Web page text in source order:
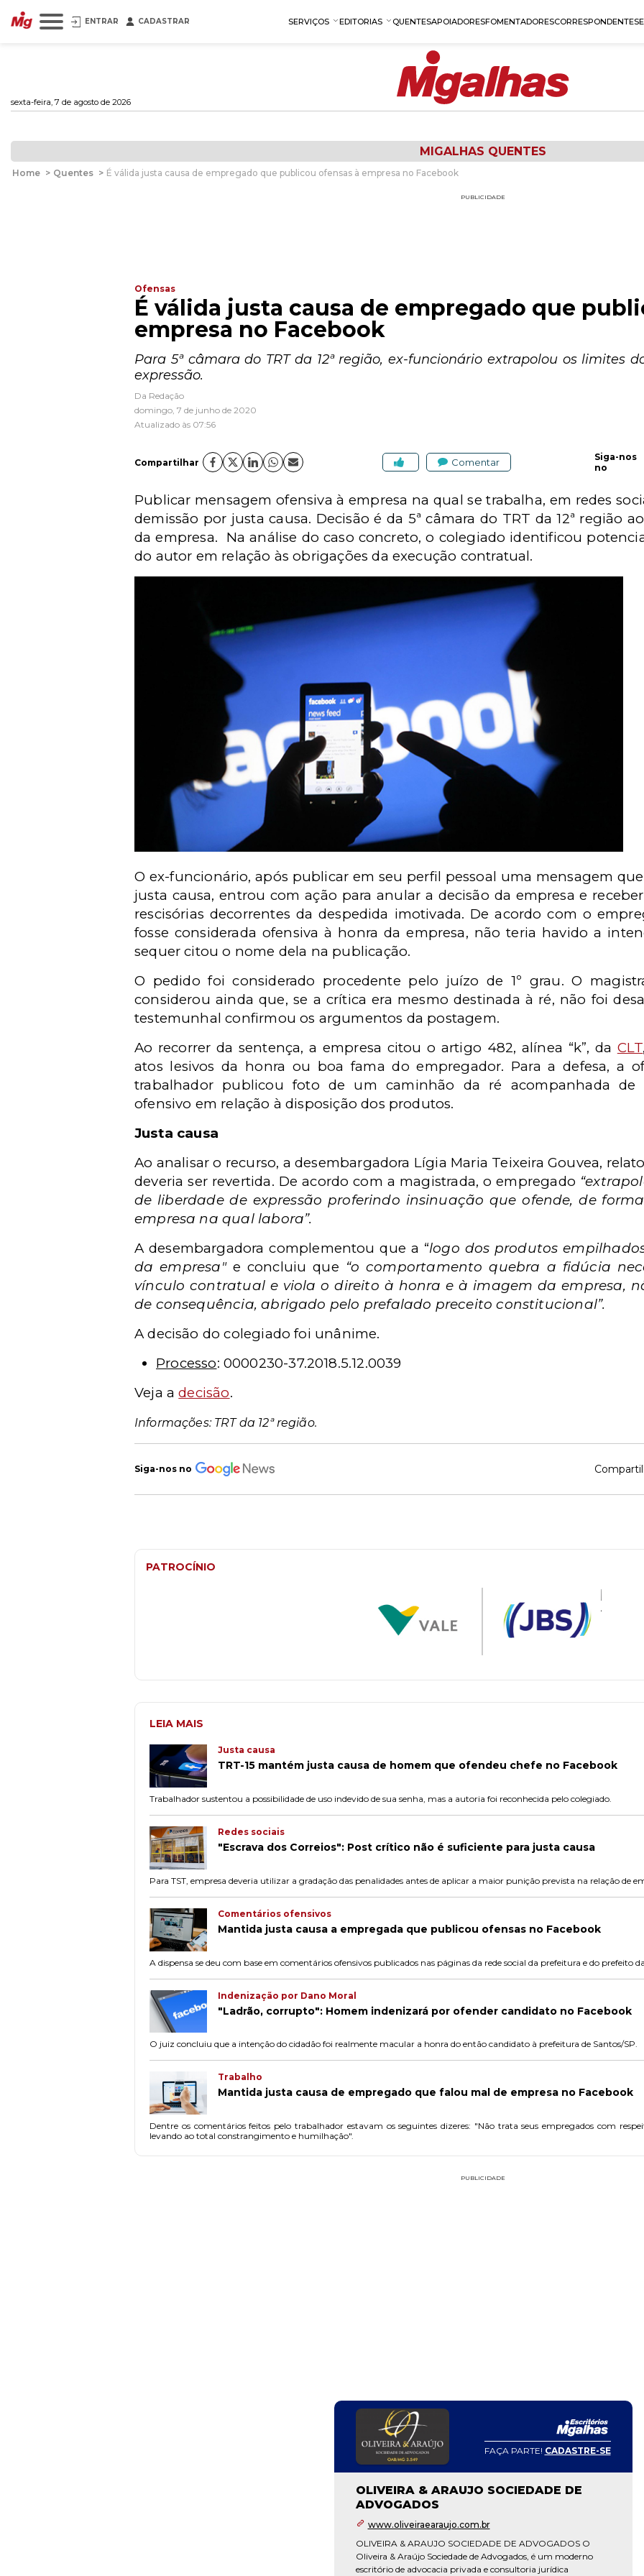
ENTRAR CADASTRAR SERVIÇOS EDITORIAS QUENTESAPOIADORESFOMENTADORESCORRESPONDENTES
sexta-feira, 7 de agosto de 2026
MIGALHAS QUENTES
Home > Quentes > É válida justa causa de empregado que publicou ofensas à empresa no Facebook
PUBLICIDADE
Ofensas
É válida justa causa de empregado que
empresa no Facebook
Para 5ª câmara do TRT da 12ª região, ex-funcionário extrapolou os limites
expressão.
Da Redação
domingo, 7 de junho de 2020
Atualizado às 07:56
Compartilhar Comentar
Siga-nos
no
Publicar mensagem ofensiva à empresa na qual se trabalha, em redes
demissão por justa causa. Decisão é da 5ª câmara do TRT da 12ª região
da empresa.
Na análise do caso concreto, o colegiado identificou
do autor em relação às obrigações da execução contratual.
O ex-funcionário, após publicar em seu perfil pessoal uma mensagem
justa causa, entrou com ação para anular a decisão da empresa e
rescisórias decorrentes da despedida imotivada. De acordo com o
fosse considerada ofensiva à honra da empresa, não teria havido a
sequer citou o nome dela na publicação.
O pedido foi considerado procedente pelo juízo de 1º grau. O
considerou ainda que, se a crítica era mesmo destinada à ré, não foi
testemunhal confirmou os argumentos da postagem.
Ao recorrer da sentença, a empresa citou o artigo 482, alínea “k”, da CLT
atos lesivos da honra ou boa fama do empregador. Para a defesa, a
trabalhador publicou foto de um caminhão da ré acompanhada de
ofensivo em relação à disposição dos produtos.
Justa causa
Ao analisar o recurso, a desembargadora Lígia Maria Teixeira Gouvea,
deveria ser revertida. De acordo com a magistrada, o empregado
de liberdade de expressão proferindo insinuação que ofende, de
empresa na qual labora”.
A desembargadora complementou que a “logo dos produtos
da empresa"e concluiu que “o comportamento quebra a fidúcia
vínculo contratual e viola o direito à honra e à imagem da empresa,
de consequência, abrigado pelo prefalado preceito constitucional”.
A decisão do colegiado foi unânime.
Processo: 0000230-37.2018.5.12.0039
Veja adecisão.
Informações: TRT da 12ª região.
Siga-nos no
PATROCÍNIO
LEIA MAIS
Justa causa
TRT-15 mantém justa causa de homem que ofendeu chefe no Facebook
Trabalhador sustentou a possibilidade de uso indevido de sua senha, mas a autoria foi reconhecida pelo colegiado.
Redes sociais
"Escrava dos Correios": Post crítico não é suficiente para justa causa
Para TST, empresa deveria utilizar a gradação das penalidades antes de aplicar a maior punição prevista na relação de
Comentários ofensivos
Mantida justa causa a empregada que publicou ofensas no Facebook
A dispensa se deu com base em comentários ofensivos publicados nas páginas da rede social da prefeitura e do prefeito
Indenização por Dano Moral
"Ladrão, corrupto": Homem indenizará por ofender candidato no Facebook
O juiz concluiu que a intenção do cidadão foi realmente macular a honra do então candidato à prefeitura de Santos/SP.
Trabalho
Mantida justa causa de empregado que falou mal de empresa no Facebook
Dentre os comentários feitos pelo trabalhador estavam os seguintes dizeres: "Não trata seus empregados com
levando ao total constrangimento e humilhação".
PUBLICIDADE
FAÇA PARTE! CADASTRE-SE
OLIVEIRA & ARAUJO SOCIEDADE DE
ADVOGADOS
www.oliveiraearaujo.com.br
OLIVEIRA & ARAUJO SOCIEDADE DE ADVOGADOS O
Oliveira & Araújo Sociedade de Advogados, é um moderno
escritório de advocacia privada e consultoria jurídica